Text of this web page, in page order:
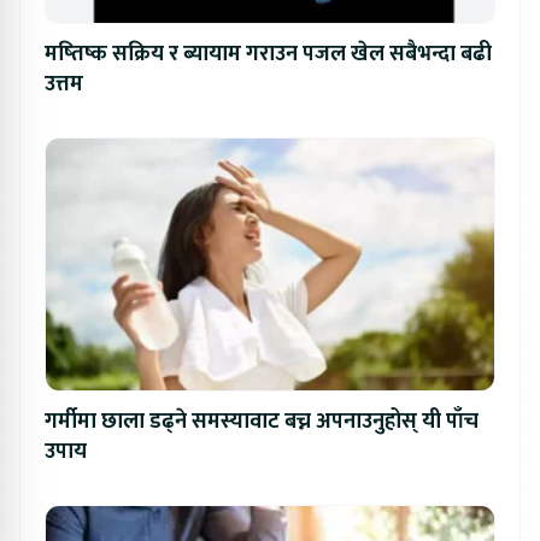
मष्तिष्क सक्रिय र ब्यायाम गराउन पजल खेल सबैभन्दा बढी
उत्तम
गर्मीमा छाला डढ्ने समस्यावाट बच्न अपनाउनुहोस् यी पाँच
उपाय